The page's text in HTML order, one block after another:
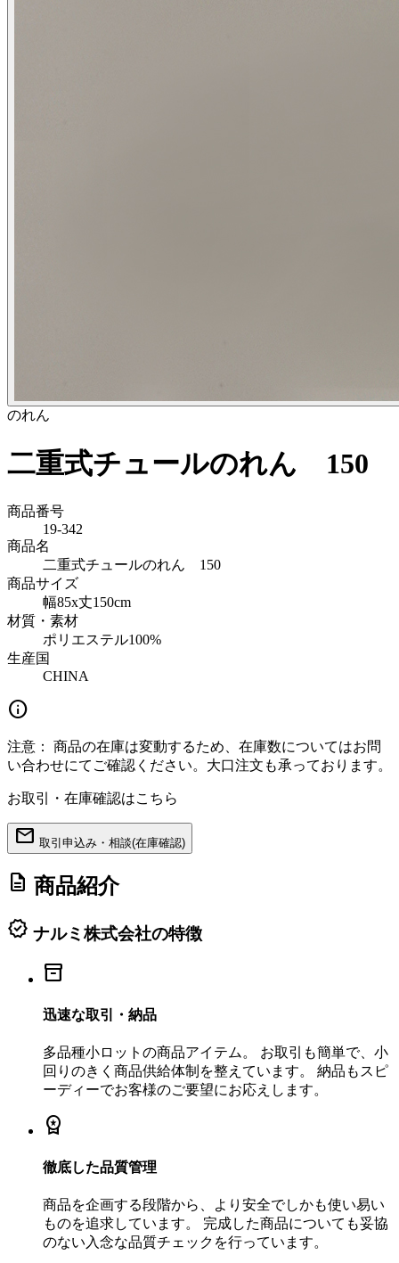
のれん
二重式チュールのれん 150
商品番号
19-342
商品名
二重式チュールのれん 150
商品サイズ
幅85x丈150cm
材質・素材
ポリエステル100%
生産国
CHINA
info
注意：
商品の在庫は変動するため、在庫数についてはお問
い合わせにてご確認ください。大口注文も承っております。
お取引・在庫確認はこちら
mail 取引申込み・相談(在庫確認)
description 商品紹介
verified ナルミ株式会社の特徴
inventory_2
迅速な取引・納品
多品種小ロットの商品アイテム。 お取引も簡単で、小
回りのきく商品供給体制を整えています。 納品もスピ
ーディーでお客様のご要望にお応えします。
workspace_premium
徹底した品質管理
商品を企画する段階から、より安全でしかも使い易い
ものを追求しています。 完成した商品についても妥協
のない入念な品質チェックを行っています。